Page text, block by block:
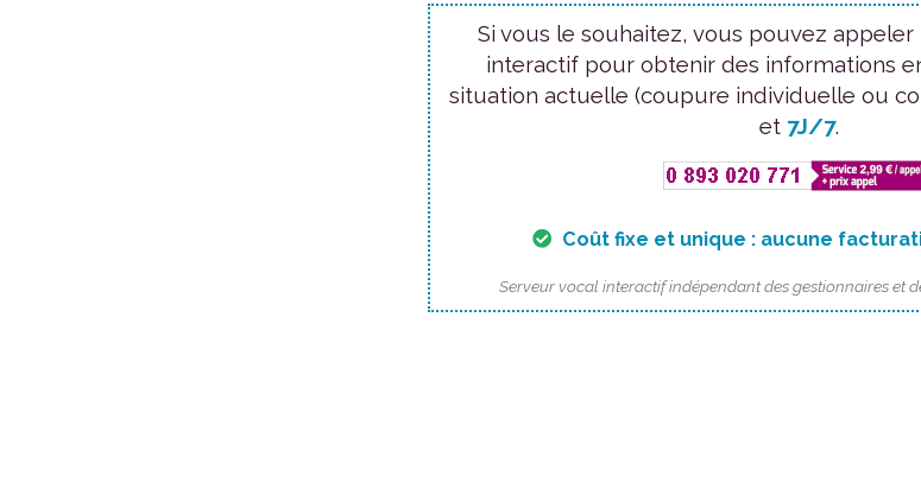
Si vous le souhaitez, vous pouvez
interactif pour obtenir des informations
situation actuelle (coupure individuelle ou
et 7J/7.
Coût fixe et unique : aucune
Serveur vocal interactif indépendant des gestionnaires et